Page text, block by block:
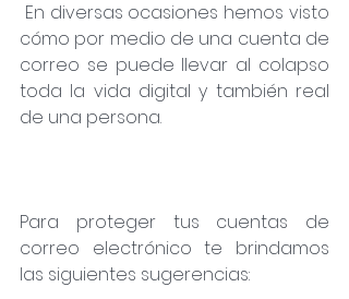
cómo por medio de una cuenta de
correo se puede llevar al colapso
toda la vida digital y también real
de una persona.
Para proteger tus cuentas de
correo electrónico te brindamos
las siguientes sugerencias: